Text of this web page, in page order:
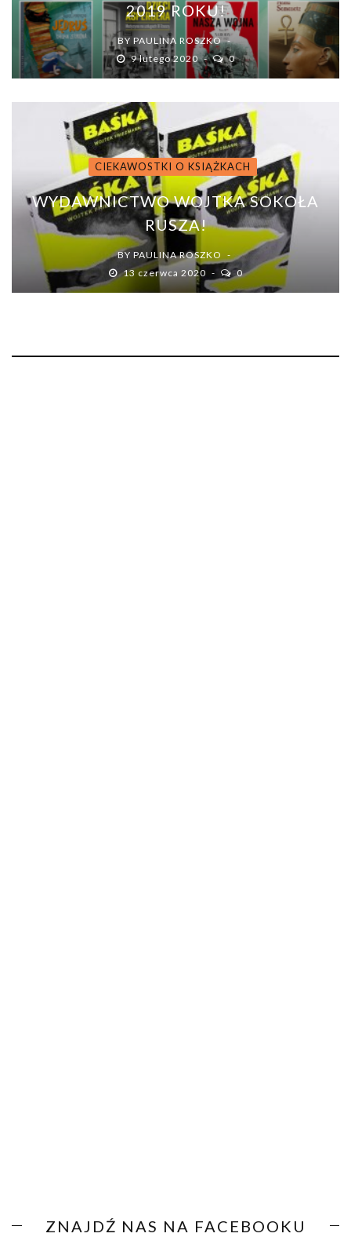
2019 ROKU!
BY PAULINA ROSZKO
9 lutego 2020
0
CIEKAWOSTKI O KSIĄŻKACH
WYDAWNICTWO WOJTKA SOKOŁA
RUSZA!
BY PAULINA ROSZKO
13 czerwca 2020
0
ZNAJDŹ NAS NA FACEBOOKU